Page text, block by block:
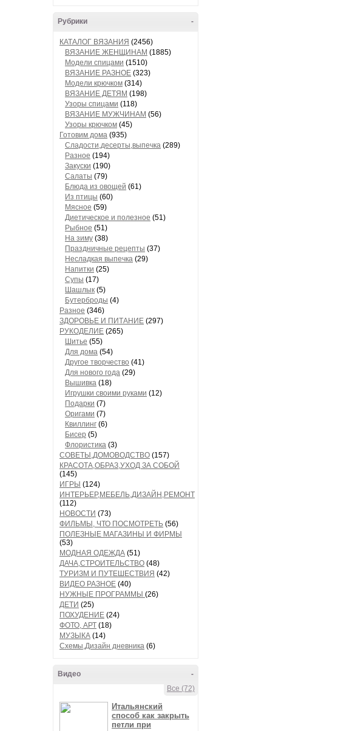
-
Рубрики
КАТАЛОГ ВЯЗАНИЯ (2456)
ВЯЗАНИЕ ЖЕНЩИНАМ (1885)
Модели спицами (1510)
ВЯЗАНИЕ РАЗНОЕ (323)
Модели крючком (314)
ВЯЗАНИЕ ДЕТЯМ (198)
Узоры спицами (118)
ВЯЗАНИЕ МУЖЧИНАМ (56)
Узоры крючком (45)
Готовим дома (935)
Сладости,десерты,выпечка (289)
Разное (194)
Закуски (190)
Салаты (79)
Блюда из овощей (61)
Из птицы (60)
Мясное (59)
Диетическое и полезное (51)
Рыбное (51)
На зиму (38)
Праздничные рецепты (37)
Несладкая выпечка (29)
Напитки (25)
Супы (17)
Шашлык (5)
Бутерброды (4)
Разное (346)
ЗДОРОВЬЕ И ПИТАНИЕ (297)
РУКОДЕЛИЕ (265)
Шитье (55)
Для дома (54)
Другое творчество (41)
Для нового года (29)
Вышивка (18)
Игрушки своими руками (12)
Подарки (7)
Оригами (7)
Квиллинг (6)
Бисер (5)
Флористика (3)
СОВЕТЫ,ДОМОВОДСТВО (157)
КРАСОТА,ОБРАЗ,УХОД ЗА СОБОЙ
(145)
ИГРЫ (124)
ИНТЕРЬЕР,МЕБЕЛЬ,ДИЗАЙН,РЕМОНТ
(112)
НОВОСТИ (73)
ФИЛЬМЫ, ЧТО ПОСМОТРЕТЬ (56)
ПОЛЕЗНЫЕ МАГАЗИНЫ И ФИРМЫ
(53)
МОДНАЯ ОДЕЖДА (51)
ДАЧА,СТРОИТЕЛЬСТВО (48)
ТУРИЗМ И ПУТЕШЕСТВИЯ (42)
ВИДЕО РАЗНОЕ (40)
НУЖНЫЕ ПРОГРАММЫ (26)
ДЕТИ (25)
ПОХУДЕНИЕ (24)
ФОТО, АРТ (18)
МУЗЫКА (14)
Схемы,Дизайн дневника (6)
-
Видео
Все (72)
Итальянский
способ как закрыть
петли при